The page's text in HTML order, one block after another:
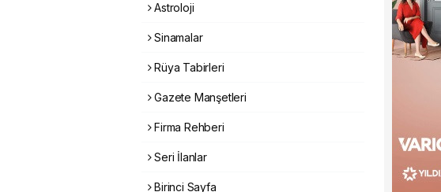
Astroloji
Sinamalar
Rüya Tabirleri
Gazete Manşetleri
Firma Rehberi
Seri İlanlar
Birinci Sayfa